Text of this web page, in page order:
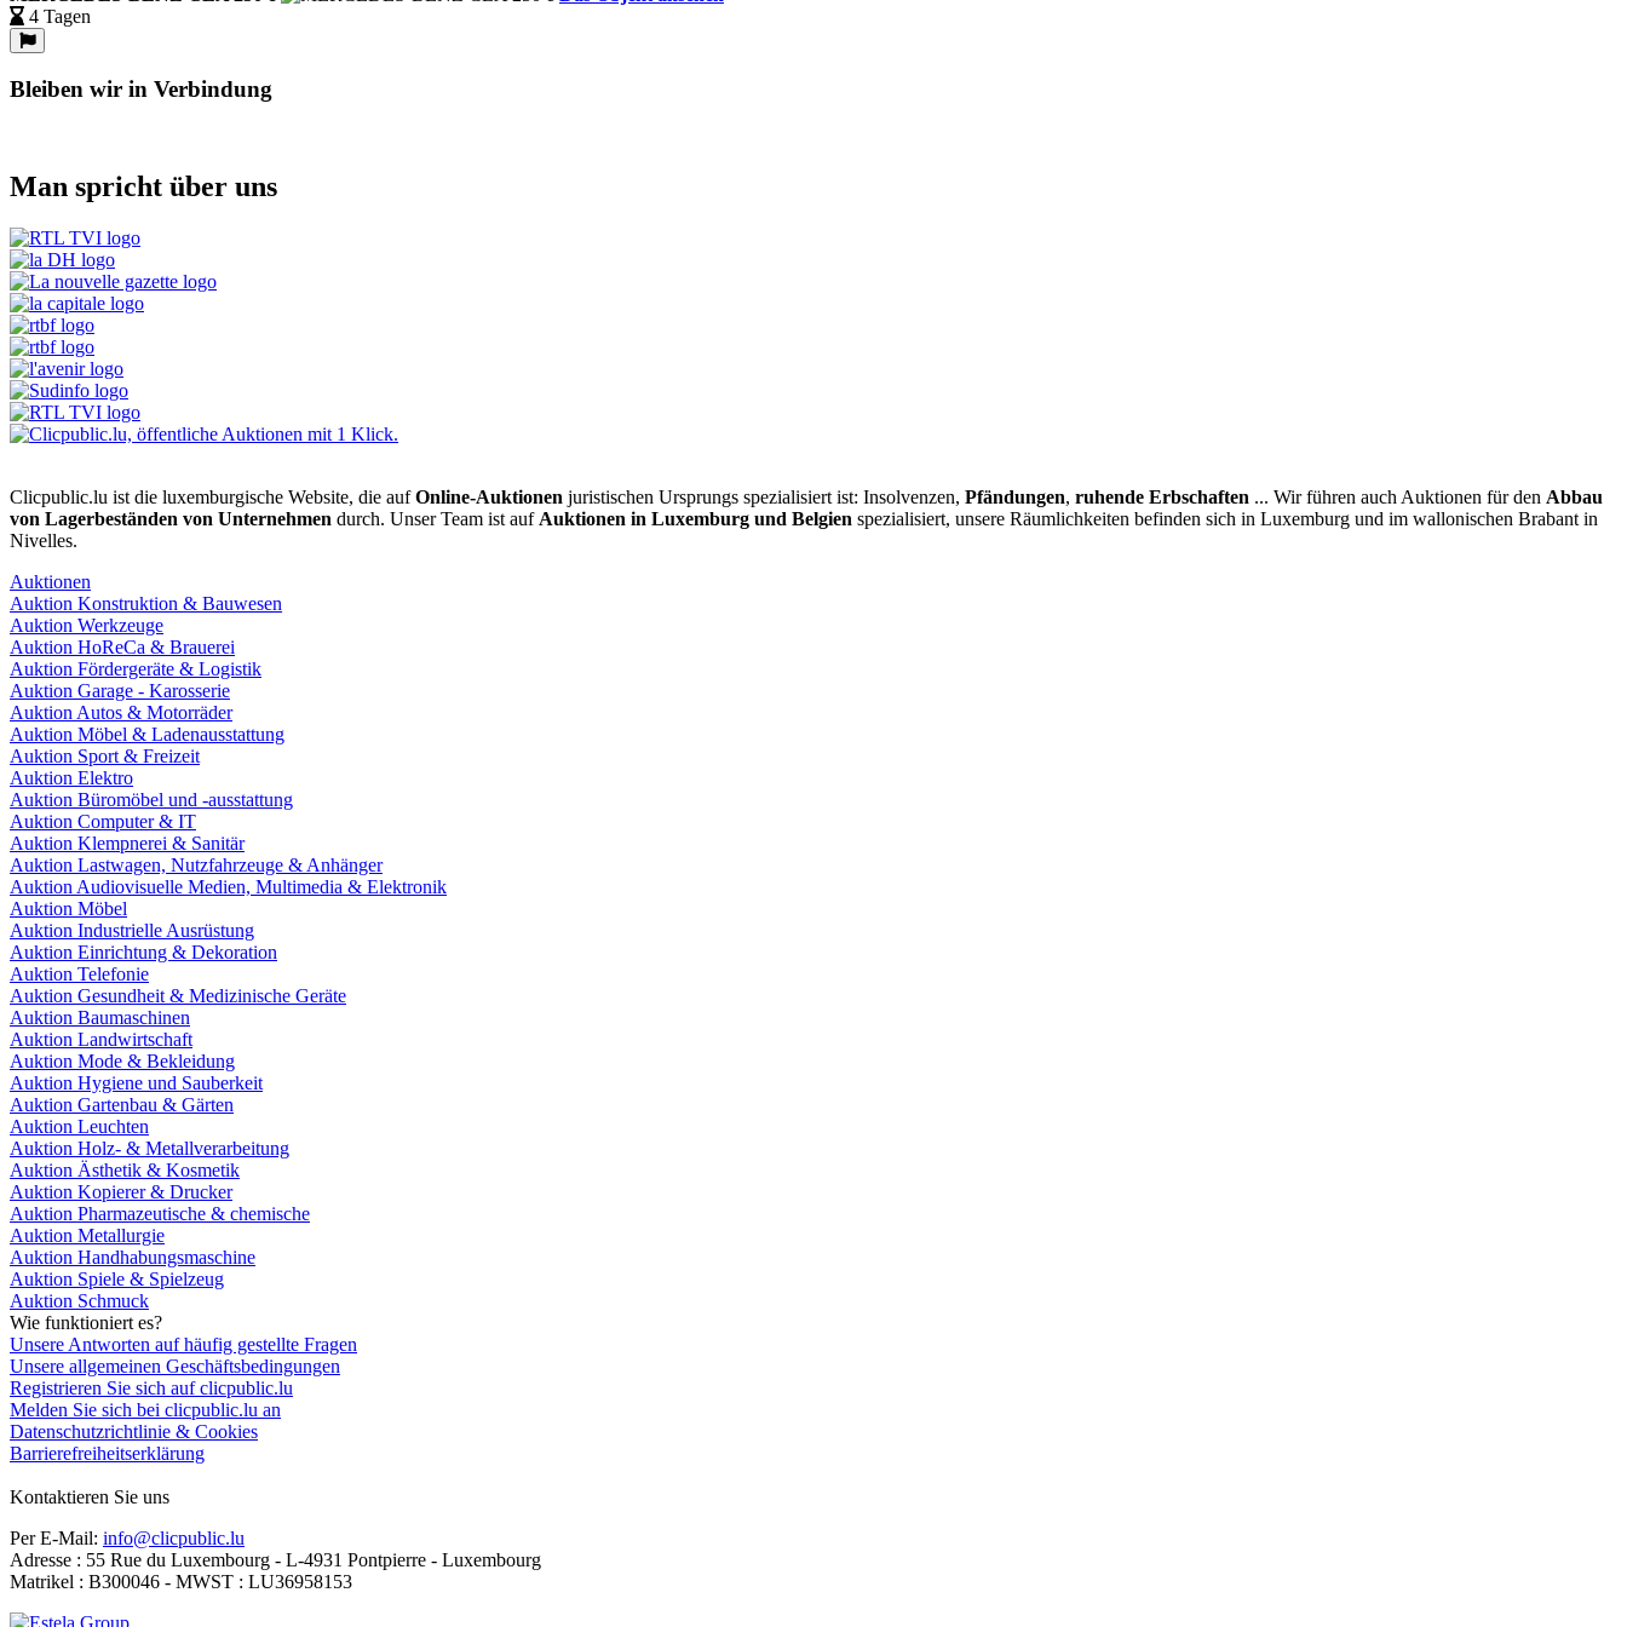
4 Tagen
Bleiben wir in Verbindung
Man spricht über uns
Clicpublic.lu ist die luxemburgische Website, die aufOnline-Auktionen juristischen Ursprungs spezialisiert ist: Insolvenzen, Pfändungen, ruhende Erbschaften ... Wir führen auch Auktionen für den Abbau
von Lagerbeständen von Unternehmen durch. Unser Team ist auf Auktionen in Luxemburg und Belgien spezialisiert, unsere Räumlichkeiten befinden sich in Luxemburg und im wallonischen Brabant in
Nivelles.
Auktionen
Auktion Konstruktion & Bauwesen
Auktion Werkzeuge
Auktion HoReCa & Brauerei
Auktion Fördergeräte & Logistik
Auktion Garage - Karosserie
Auktion Autos & Motorräder
Auktion Möbel & Ladenausstattung
Auktion Sport & Freizeit
Auktion Elektro
Auktion Büromöbel und -ausstattung
Auktion Computer & IT
Auktion Klempnerei & Sanitär
Auktion Lastwagen, Nutzfahrzeuge & Anhänger
Auktion Audiovisuelle Medien, Multimedia & Elektronik
Auktion Möbel
Auktion Industrielle Ausrüstung
Auktion Einrichtung & Dekoration
Auktion Telefonie
Auktion Gesundheit & Medizinische Geräte
Auktion Baumaschinen
Auktion Landwirtschaft
Auktion Mode & Bekleidung
Auktion Hygiene und Sauberkeit
Auktion Gartenbau & Gärten
Auktion Leuchten
Auktion Holz- & Metallverarbeitung
Auktion Ästhetik & Kosmetik
Auktion Kopierer & Drucker
Auktion Pharmazeutische & chemische
Auktion Metallurgie
Auktion Handhabungsmaschine
Auktion Spiele & Spielzeug
Auktion Schmuck
Wie funktioniert es?
Unsere Antworten auf häufig gestellte Fragen
Unsere allgemeinen Geschäftsbedingungen
Registrieren Sie sich auf clicpublic.lu
Melden Sie sich bei clicpublic.lu an
Datenschutzrichtlinie & Cookies
Barrierefreiheitserklärung
Kontaktieren Sie uns
Per E-Mail: info@clicpublic.lu
Adresse : 55 Rue du Luxembourg - L-4931 Pontpierre - Luxembourg
Matrikel : B300046 - MWST : LU36958153